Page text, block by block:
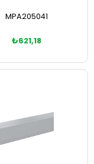
MPA205041
₺621,18